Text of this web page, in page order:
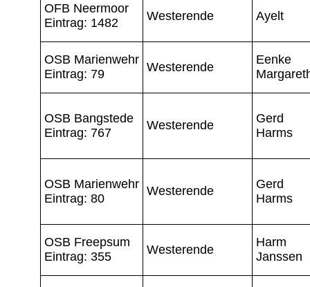
OFB Neermoor
Eintrag: 1482
Westerende Ayelt
OSB Marienwehr
Eintrag: 79
Westerende
Eenke
OSB Bangstede
Eintrag: 767
Westerende
Gerd
Harms
OSB Marienwehr
Eintrag: 80
Westerende
Gerd
Harms
OSB Freepsum
Eintrag: 355
Westerende
Harm
Janssen